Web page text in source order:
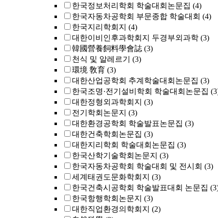
한국정보처리학회 학술대회논문집 (4)
한국자동차공학회 부문종합 학술대회 (4)
한국지리학회지 (4)
대한이비인후과학회지 두경부외과학 (3)
韓國營養飼料學會誌 (3)
천식 및 알레르기
(3)
環境 敎育 (3)
대한산업공학회 추계학술대회논문집 (3)
한국조명·전기설비학회 학술대회논문집
대한정형외과학회지 (3)
전기학회논문지 (3)
대한환경공학회 학술발표논문집 (3)
대한건축학회논문집 (3)
대한지리학회 학술대회논문집 (3)
한국산학기술학회논문지 (3)
한국자동차공학회 학술대회 및 전시회 (3)
세계태권도문화학회지 (3)
한국건축시공학회 학술발표대회 논문집
한국항행학회논문지 (3)
대한직업환경의학회지 (2)